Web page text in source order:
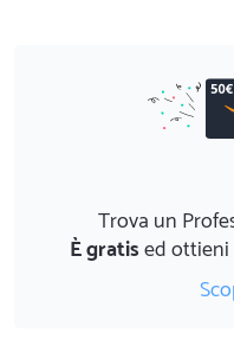
Trova un
È gratised ottieni